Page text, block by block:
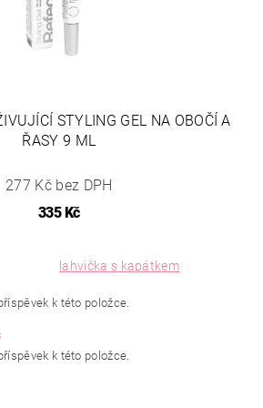
STYLING GEL NA OBOČÍ A
ŘASY 9 ML
277 Kč bez DPH
335 Kč
lahvička s kapátkem
k této položce.
k této položce.